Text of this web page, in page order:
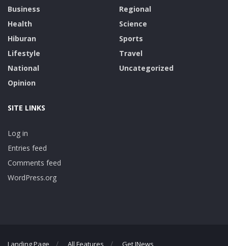
Business
Health
Hiburan
Lifestyle
National
Opinion
Regional
Science
Sports
Travel
Uncategorized
SITE LINKS
Log in
Entries feed
Comments feed
WordPress.org
Landing Page All Features Get JNews